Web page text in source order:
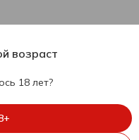
возраст
18 лет?